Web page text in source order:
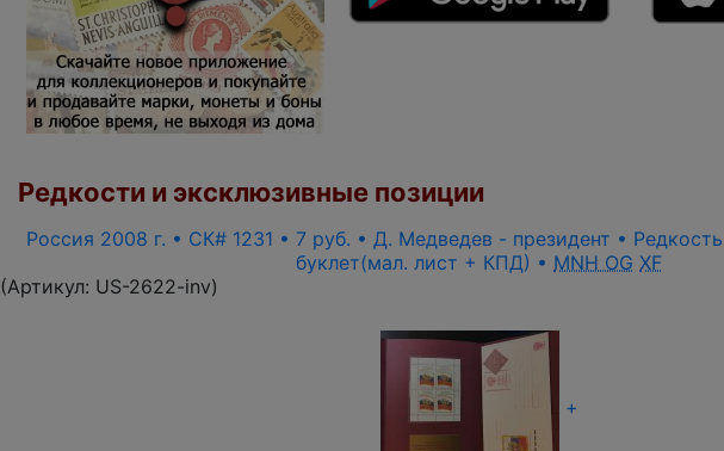
Редкости и эксклюзивные позиции
Россия 2008 г. • СК# 1231 • 7 руб. • Д. Медведев - президент •
буклет(мал. лист + КПД) • MNH OG XF
(Артикул: US-2622-inv)
+